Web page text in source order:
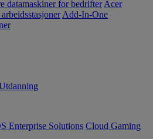
datamaskiner for bedrifter Acer
Add-In-One
Enterprise Solutions Cloud Gaming